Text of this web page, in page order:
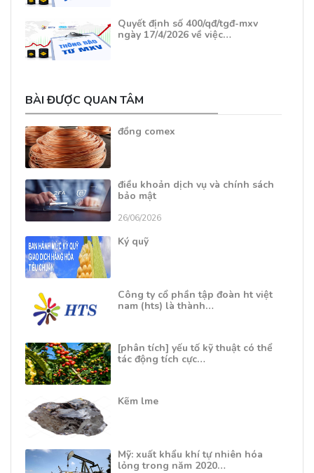
Quyết định số 400/qđ/tgđ-mxv
ngày 17/4/2026 về việc…
BÀI ĐƯỢC QUAN TÂM
đồng comex
điều khoản dịch vụ và chính sách
bảo mật
26/06/2026
Ký quỹ
Công ty cổ phần tập đoàn ht việt
nam (hts) là thành…
[phân tích] yếu tố kỹ thuật có thể
tác động tích cực…
Kẽm lme
Mỹ: xuất khẩu khí tự nhiên hóa
lỏng trong năm 2020…